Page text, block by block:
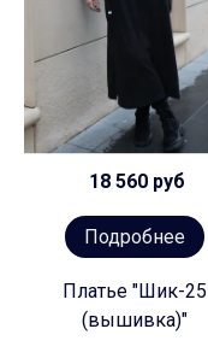
18 560 руб
Подробнее
Платье "Шик-25
(вышивка)"